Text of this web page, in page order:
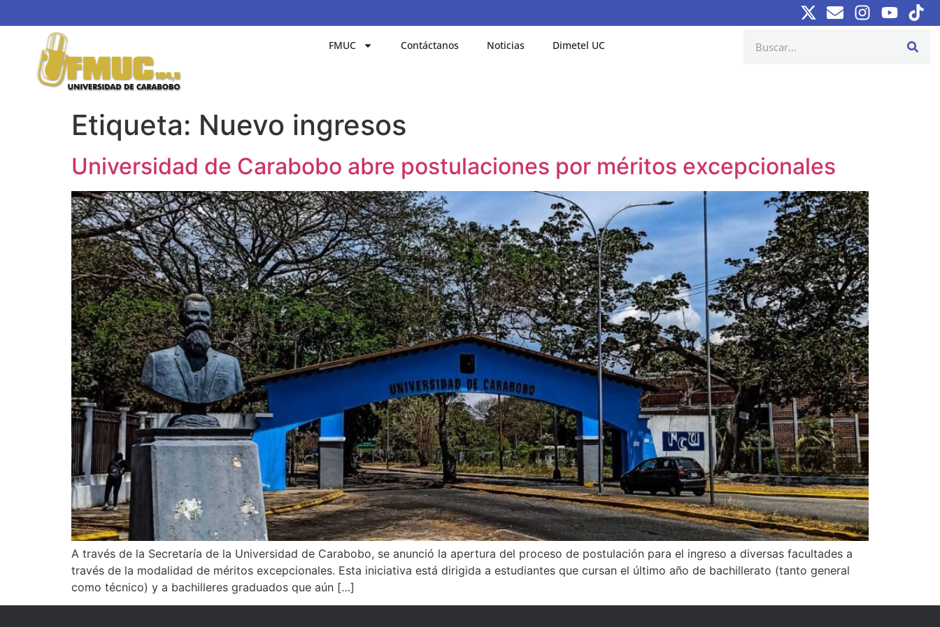
FMUC Contáctanos Noticias Dimetel UC
Etiqueta: Nuevo ingresos
Universidad de Carabobo abre postulaciones por méritos excepcionales
A través de la Secretaría de la Universidad de Carabobo, se anunció la apertura del proceso de postulación para el ingreso a diversas facultades a
través de la modalidad de méritos excepcionales. Esta iniciativa está dirigida a estudiantes que cursan el último año de bachillerato (tanto general
como técnico) y a bachilleres graduados que aún […]